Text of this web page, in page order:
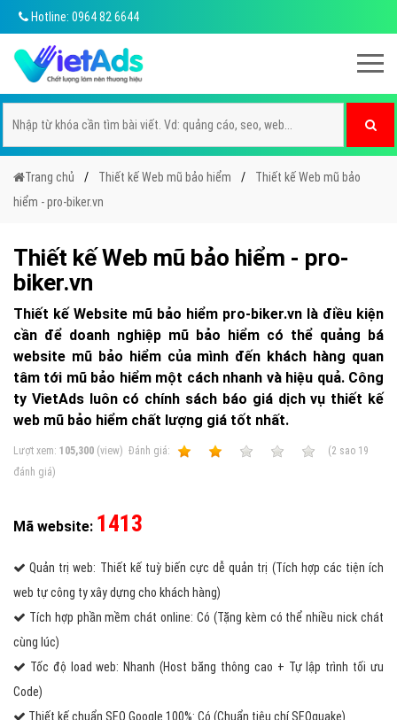
Hotline: 0964 82 6644
Trang chủ Thiết kế Web mũ bảo hiểm
Thiết kế Web mũ bảo
hiểm - pro-biker.vn
Thiết kế Web mũ bảo hiểm - pro-
biker.vn
Thiết kế Website mũ bảo hiểm pro-biker.vn là điều kiện
cần để doanh nghiệp mũ bảo hiểm có thể quảng bá
website mũ bảo hiểm của mình đến khách hàng quan
tâm tới mũ bảo hiểm một cách nhanh và hiệu quả. Công
ty VietAds luôn có chính sách báo giá dịch vụ thiết kế
web mũ bảo hiểm chất lượng giá tốt nhất.
Lượt xem: 105,300 (view) Ðánh giá: (2 sao 19
đánh giá)
Mã website: 1413
Quản trị web: Thiết kế tuỳ biến cực dễ quản trị (Tích hợp các tiện ích
web tự công ty xây dựng cho khách hàng)
Tích hợp phần mềm chát online: Có (Tặng kèm có thể nhiều nick chát
cùng lúc)
Tốc độ load web: Nhanh (Host băng thông cao + Tự lập trình tối ưu
Code)
Thiết kế chuẩn SEO Google 100%: Có (Chuẩn tiêu chí SEOquake)